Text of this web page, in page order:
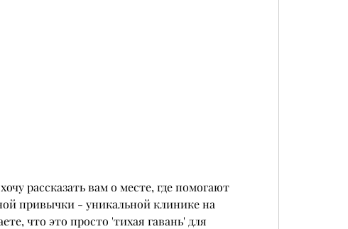
рассказать вам о месте, где помогают
привычки - уникальной клинике на
что это просто 'тихая гавань' для